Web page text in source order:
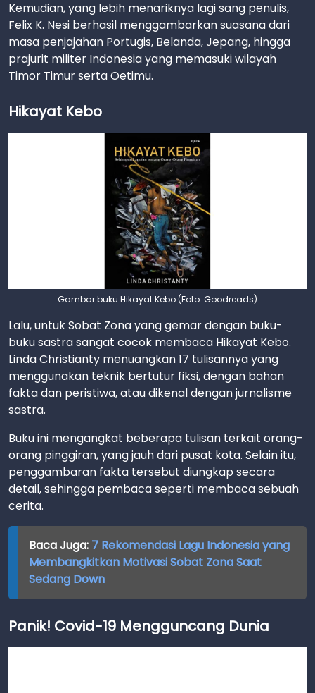
Kemudian, yang lebih menariknya lagi sang penulis,
Felix K. Nesi berhasil menggambarkan suasana dari
masa penjajahan Portugis, Belanda, Jepang, hingga
prajurit militer Indonesia yang memasuki wilayah
Timor Timur serta Oetimu.
Hikayat Kebo
Gambar buku Hikayat Kebo (Foto: Goodreads)
Lalu, untuk Sobat Zona yang gemar dengan buku-
buku sastra sangat cocok membaca Hikayat Kebo.
Linda Christianty menuangkan 17 tulisannya yang
menggunakan teknik bertutur fiksi, dengan bahan
fakta dan peristiwa, atau dikenal dengan jurnalisme
sastra.
Buku ini mengangkat beberapa tulisan terkait orang-
orang pinggiran, yang jauh dari pusat kota. Selain itu,
penggambaran fakta tersebut diungkap secara
detail, sehingga pembaca seperti membaca sebuah
cerita.
Baca Juga: 7 Rekomendasi Lagu Indonesia yang
Membangkitkan Motivasi Sobat Zona Saat
Sedang Down
Panik! Covid-19 Mengguncang Dunia